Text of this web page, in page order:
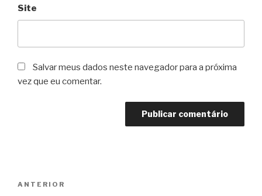
Site
Salvar meus dados neste navegador para a próxima
vez que eu comentar.
Post
ANTERIOR